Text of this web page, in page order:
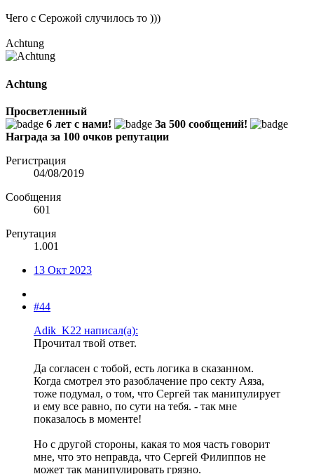
Чего с Серожой случилось то )))
Achtung
Achtung
Просветленный
6 лет с нами!
За 500 сообщений!
Награда за 100 очков репутации
Регистрация
04/08/2019
Сообщения
601
Репутация
1.001
13 Окт 2023
#44
Adik_K22 написал(а):
Прочитал твой ответ.
Да согласен с тобой, есть логика в сказанном.
Когда смотрел это разоблачение про секту Аяза,
тоже подумал, о том, что Сергей так манипулирует
и ему все равно, по сути на тебя. - так мне
показалось в моменте!
Но с другой стороны, какая то моя часть говорит
мне, что это неправда, что Сергей Филиппов не
может так манипулировать грязно.